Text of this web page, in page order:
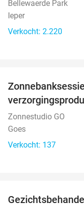
Bellewaerde Park
Ieper
Verkocht: 2.220
Zonnestudio GO
Goes
Verkocht: 137